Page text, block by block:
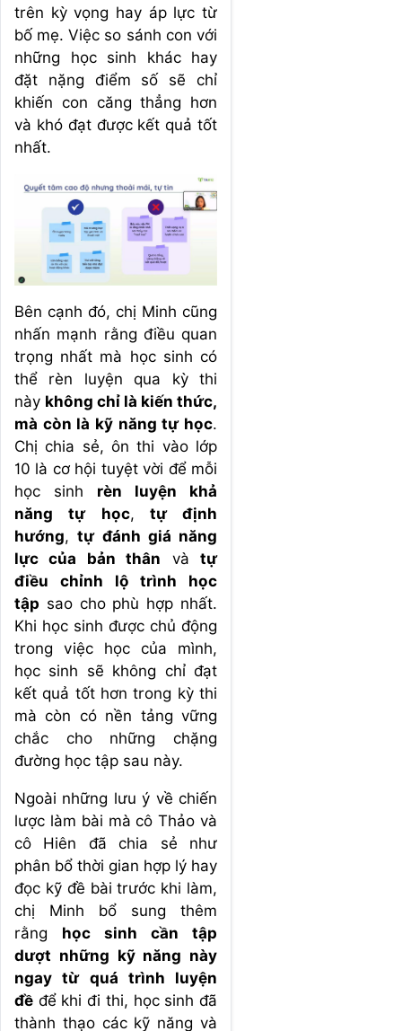
trên kỳ vọng hay áp lực từ
bố mẹ. Việc so sánh con với
những học sinh khác hay
đặt nặng điểm số sẽ chỉ
khiến con căng thẳng hơn
và khó đạt được kết quả tốt
nhất.
Bên cạnh đó, chị Minh cũng
nhấn mạnh rằng điều quan
trọng nhất mà học sinh có
thể rèn luyện qua kỳ thi
này không chỉ là kiến thức,
mà còn là kỹ năng tự học.
Chị chia sẻ, ôn thi vào lớp
10 là cơ hội tuyệt vời để mỗi
học sinh rèn luyện khả
năng tự học, tự định
hướng,tự đánh giá năng
lực của bản thân vàtự
điều chỉnh lộ trình học
tập sao cho phù hợp nhất.
Khi học sinh được chủ động
trong việc học của mình,
học sinh sẽ không chỉ đạt
kết quả tốt hơn trong kỳ thi
mà còn có nền tảng vững
chắc cho những chặng
đường học tập sau này.
Ngoài những lưu ý về chiến
lược làm bài mà cô Thảo và
cô Hiên đã chia sẻ như
phân bổ thời gian hợp lý hay
đọc kỹ đề bài trước khi làm,
chị Minh bổ sung thêm
rằng học sinh cần tập
dượt những kỹ năng này
ngay từ quá trình luyện
đề để khi đi thi, học sinh đã
thành thạo các kỹ năng và